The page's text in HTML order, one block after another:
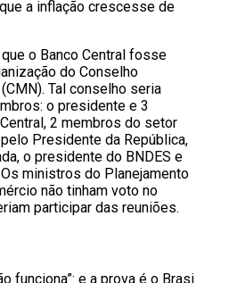
a inflação crescesse de
o Banco Central fosse
do Conselho
Tal conselho seria
o presidente e 3
2 membros do setor
Presidente da República,
o presidente do BNDES e
ministros do Planejamento
não tinham voto no
participar das reuniões.
funciona”: e a prova é o Brasi